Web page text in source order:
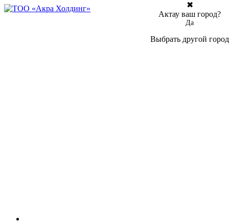
✖
Актау ваш город?
Да
Выбрать другой город